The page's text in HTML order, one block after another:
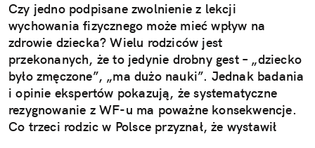
Czy jedno podpisane zwolnienie z lekcji
wychowania fizycznego może mieć wpływ na
zdrowie dziecka? Wielu rodziców jest
przekonanych, że to jedynie drobny gest – „dziecko
było zmęczone”, „ma dużo nauki”. Jednak badania
i opinie ekspertów pokazują, że systematyczne
rezygnowanie z WF-u ma poważne konsekwencje.
Co trzeci rodzic w Polsce przyznał, że wystawił